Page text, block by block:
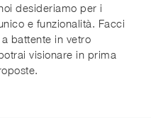
desideriamo per i
e funzionalità. Facci
battente in vetro
visionare in prima